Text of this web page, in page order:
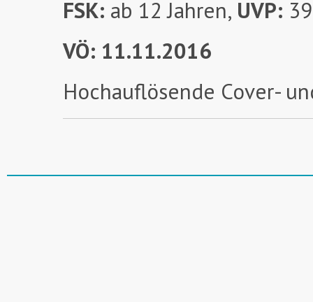
FSK: ab 12 Jahren, UVP:
VÖ: 11.11.2016
Hochauflösende Cover-